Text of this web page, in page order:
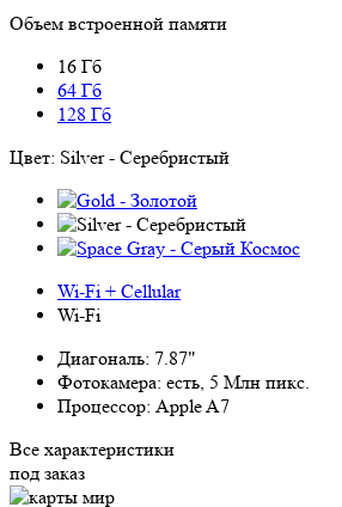
Объем встроенной памяти
16 Гб
64 Гб
128 Гб
Цвет: Silver - Серебристый
Wi-Fi + Cellular
Wi-Fi
Диагональ: 7.87"
Фотокамера: есть, 5 Млн пикс.
Процессор: Apple A7
Все характеристики
под заказ